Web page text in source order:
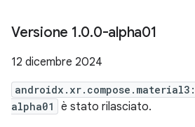
Versione 1.0.0-alpha01
12 dicembre 2024
alpha01
è stato rilasciato.